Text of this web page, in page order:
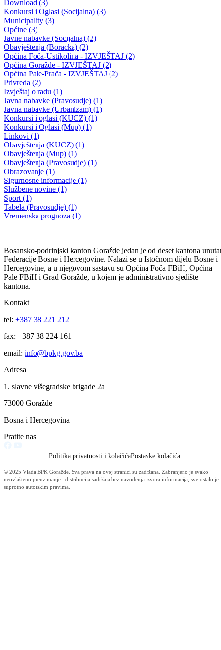
Poziv na javne rasprave o nacrtima zakona o izmjenama i dopunama
zakona o preuzimanju prava osnivača nad osnovnim školama na
području BPK
27.03.2012